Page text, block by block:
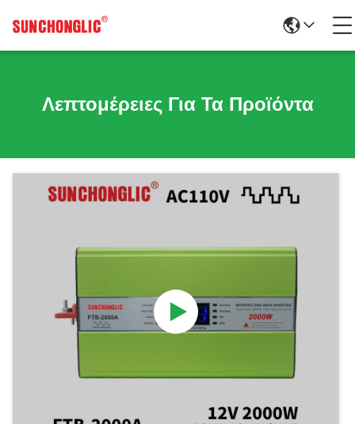
Λεπτομέρειες Για Τα Προϊόντα